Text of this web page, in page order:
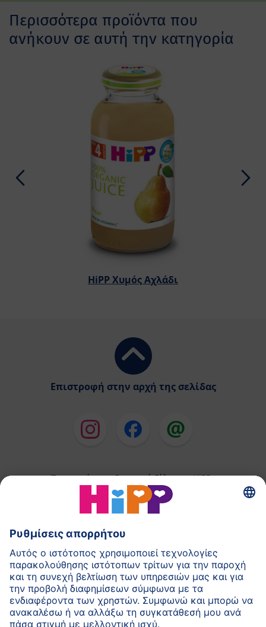
Περισσότερα προϊόντα που
ανήκουν σε αυτή την κατηγορία
HiPP Χυμός Αχλάδι
Επιστροφή στην αρχή της σελίδας
Παρασκεύασμα Βρεφικού Γάλακτος HiPP
Παιδικές Τροφές HiPP
HiPP για Νήπια
Πολιτική Προστασίας Προσωπικών Δεδομένων
Αποτύπωμα
Σχετικά με την HiPP Επικοινωνία
Ασφαλής μετάδοση δεδομένων μέσω